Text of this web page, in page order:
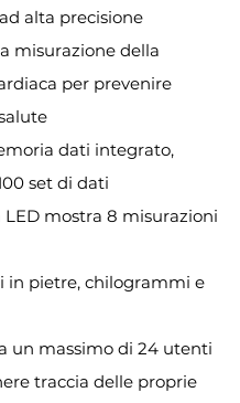
alta precisione
misurazione della
per prevenire
dati integrato,
set di dati
LED mostra 8 misurazioni
in pietre, chilogrammi e
a un massimo di 24 utenti
traccia delle proprie